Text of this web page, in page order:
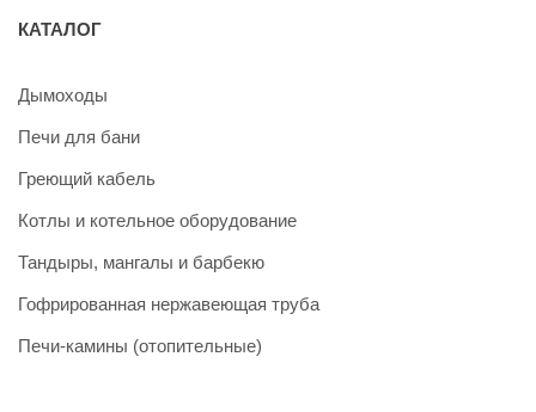
КАТАЛОГ
Дымоходы
Печи для бани
Греющий кабель
Котлы и котельное оборудование
Тандыры, мангалы и барбекю
Гофрированная нержавеющая труба
Печи-камины (отопительные)